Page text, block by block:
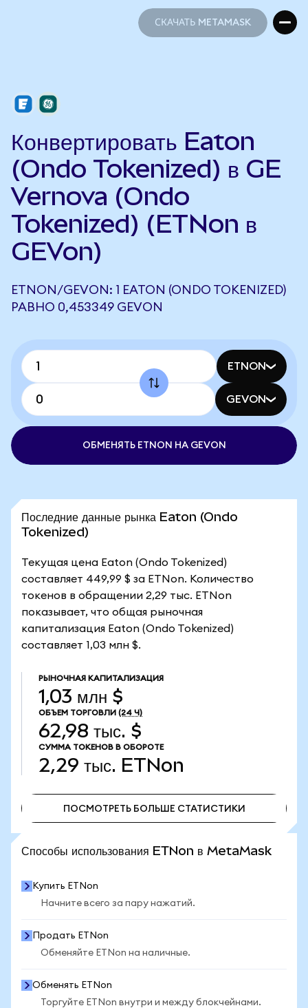
СКАЧАТЬ METAMASK
Конвертировать Eaton
(Ondo Tokenized) в GE
Vernova (Ondo
Tokenized) (ETNon в
GEVon)
ETNON/GEVON: 1 EATON (ONDO TOKENIZED)
РАВНО 0,453349 GEVON
ETNON
GEVON
ОБМЕНЯТЬ ETNON НА GEVON
Последние данные рынка Eaton (Ondo
Tokenized)
Текущая цена Eaton (Ondo Tokenized)
составляет 449,99 $ за ETNon. Количество
токенов в обращении 2,29 тыс. ETNon
показывает, что общая рыночная
капитализация Eaton (Ondo Tokenized)
составляет 1,03 млн $.
РЫНОЧНАЯ КАПИТАЛИЗАЦИЯ
1,03 млн $
ОБЪЕМ ТОРГОВЛИ (24 Ч)
62,98 тыс. $
СУММА ТОКЕНОВ В ОБОРОТЕ
2,29 тыс. ETNon
ПОСМОТРЕТЬ БОЛЬШЕ СТАТИСТИКИ
Способы использования ETNon в MetaMask
Купить ETNon
Начните всего за пару нажатий.
Продать ETNon
Обменяйте ETNon на наличные.
Обменять ETNon
Торгуйте ETNon внутри и между блокчейнами.